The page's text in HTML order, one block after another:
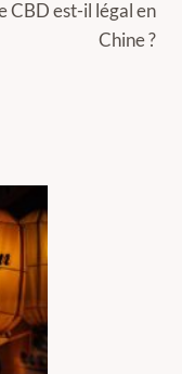
CBD est-il légal en
Chine ?